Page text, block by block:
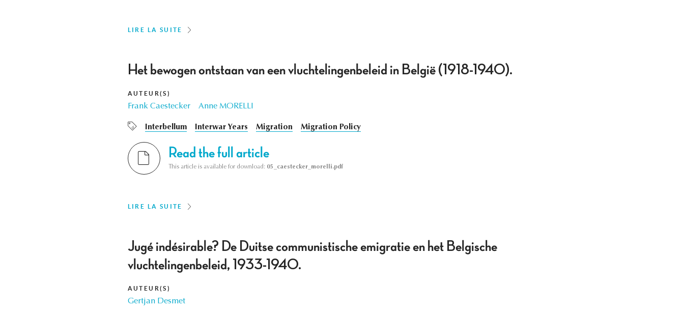
LIRE LA SUITE
Het bewogen ontstaan van een vluchtelingenbeleid in België (1918-1940).
AUTEUR(S)
Frank Caestecker Anne MORELLI
Interbellum Interwar Years Migration Migration Policy
Read the full article
This article is available for download: 05_caestecker_morelli.pdf
LIRE LA SUITE
Jugé indésirable? De Duitse communistische emigratie en het Belgische
vluchtelingenbeleid, 1933-1940.
AUTEUR(S)
Gertjan Desmet